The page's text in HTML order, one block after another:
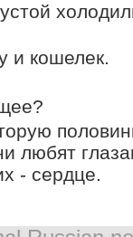
и кошелек.
любят
- сердце.